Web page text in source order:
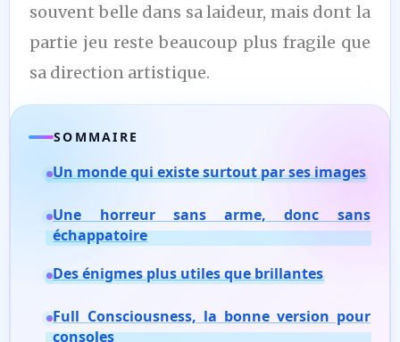
souvent belle dans sa laideur, mais dont la
partie jeu reste beaucoup plus fragile que
sa direction artistique.
SOMMAIRE
Un monde qui existe surtout par ses images
Une horreur sans arme, donc sans
échappatoire
Des énigmes plus utiles que brillantes
Full Consciousness, la bonne version pour
consoles